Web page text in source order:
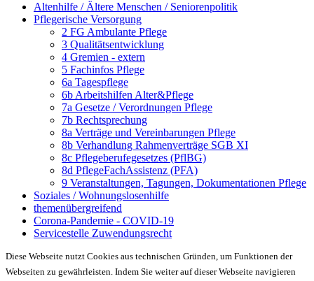
Altenhilfe / Ältere Menschen / Seniorenpolitik
Pflegerische Versorgung
2 FG Ambulante Pflege
3 Qualitätsentwicklung
4 Gremien - extern
5 Fachinfos Pflege
6a Tagespflege
6b Arbeitshilfen Alter&Pflege
7a Gesetze / Verordnungen Pflege
7b Rechtsprechung
8a Verträge und Vereinbarungen Pflege
8b Verhandlung Rahmenverträge SGB XI
8c Pflegeberufegesetzes (PflBG)
8d PflegeFachAssistenz (PFA)
9 Veranstaltungen, Tagungen, Dokumentationen Pflege
Soziales / Wohnungslosenhilfe
themenübergreifend
Corona-Pandemie - COVID-19
Servicestelle Zuwendungsrecht
Diese Webseite nutzt Cookies aus technischen Gründen, um Funktionen der
Webseiten zu gewährleisten. Indem Sie weiter auf dieser Webseite navigieren